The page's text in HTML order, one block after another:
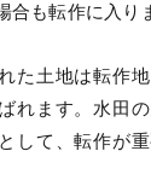
も転作に入り
た土地は転作
れます。水田
して、転作が